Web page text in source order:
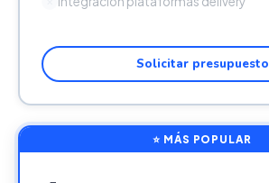
Solicitar presupuesto
⭐ MÁS POPULAR